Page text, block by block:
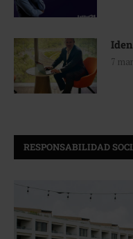
7
RESPONSABILIDAD